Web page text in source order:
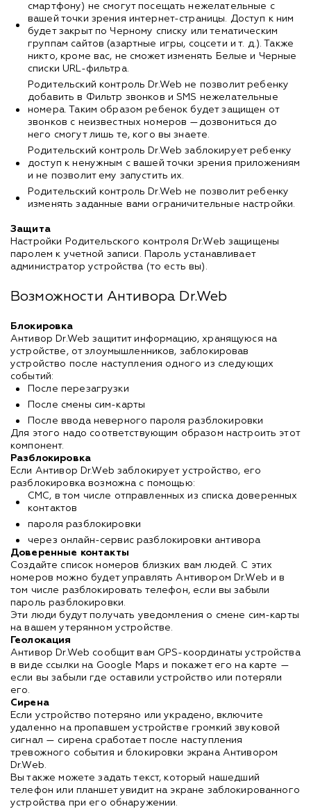
смартфону) не смогут посещать нежелательные с
вашей точки зрения интернет-страницы. Доступ к ним
будет закрыт по Черному списку или тематическим
группам сайтов (азартные игры, соцсети и т. д.). Также
никто, кроме вас, не сможет изменять Белые и Черные
списки URL-фильтра.
Родительский контроль Dr.Web не позволит ребенку
добавить в Фильтр звонков и SMS нежелательные
номера. Таким образом ребенок будет защищен от
звонков с неизвестных номеров —дозвониться до
него смогут лишь те, кого вы знаете.
Родительский контроль Dr.Web заблокирует ребенку
доступ к ненужным с вашей точки зрения приложениям
и не позволит ему запустить их.
Родительский контроль Dr.Web не позволит ребенку
изменять заданные вами ограничительные настройки.
Защита
Настройки Родительского контроля Dr.Web защищены
паролем к учетной записи. Пароль устанавливает
администратор устройства (то есть вы).
Возможности Антивора Dr.Web
Блокировка
Антивор Dr.Web защитит информацию, хранящуюся на
устройстве, от злоумышленников, заблокировав
устройство после наступления одного из следующих
событий:
После перезагрузки
После смены сим-карты
После ввода неверного пароля разблокировки
Для этого надо соответствующим образом настроить этот
компонент.
Разблокировка
Если Антивор Dr.Web заблокирует устройство, его
разблокировка возможна с помощью:
СМС, в том числе отправленных из списка доверенных
контактов
пароля разблокировки
через онлайн-сервис разблокировки антивора
Доверенные контакты
Создайте список номеров близких вам людей. С этих
номеров можно будет управлять Антивором Dr.Web и в
том числе разблокировать телефон, если вы забыли
пароль разблокировки.
Эти люди будут получать уведомления о смене сим-карты
на вашем утерянном устройстве.
Геолокация
Антивор Dr.Web сообщит вам GPS-координаты устройства
в виде ссылки на Google Maps и покажет его на карте —
если вы забыли где оставили устройство или потеряли
его.
Сирена
Если устройство потеряно или украдено, включите
удаленно на пропавшем устройстве громкий звуковой
сигнал — сирена сработает после наступления
тревожного события и блокировки экрана Антивором
Dr.Web.
Вы также можете задать текст, который нашедший
телефон или планшет увидит на экране заблокированного
устройства при его обнаружении.